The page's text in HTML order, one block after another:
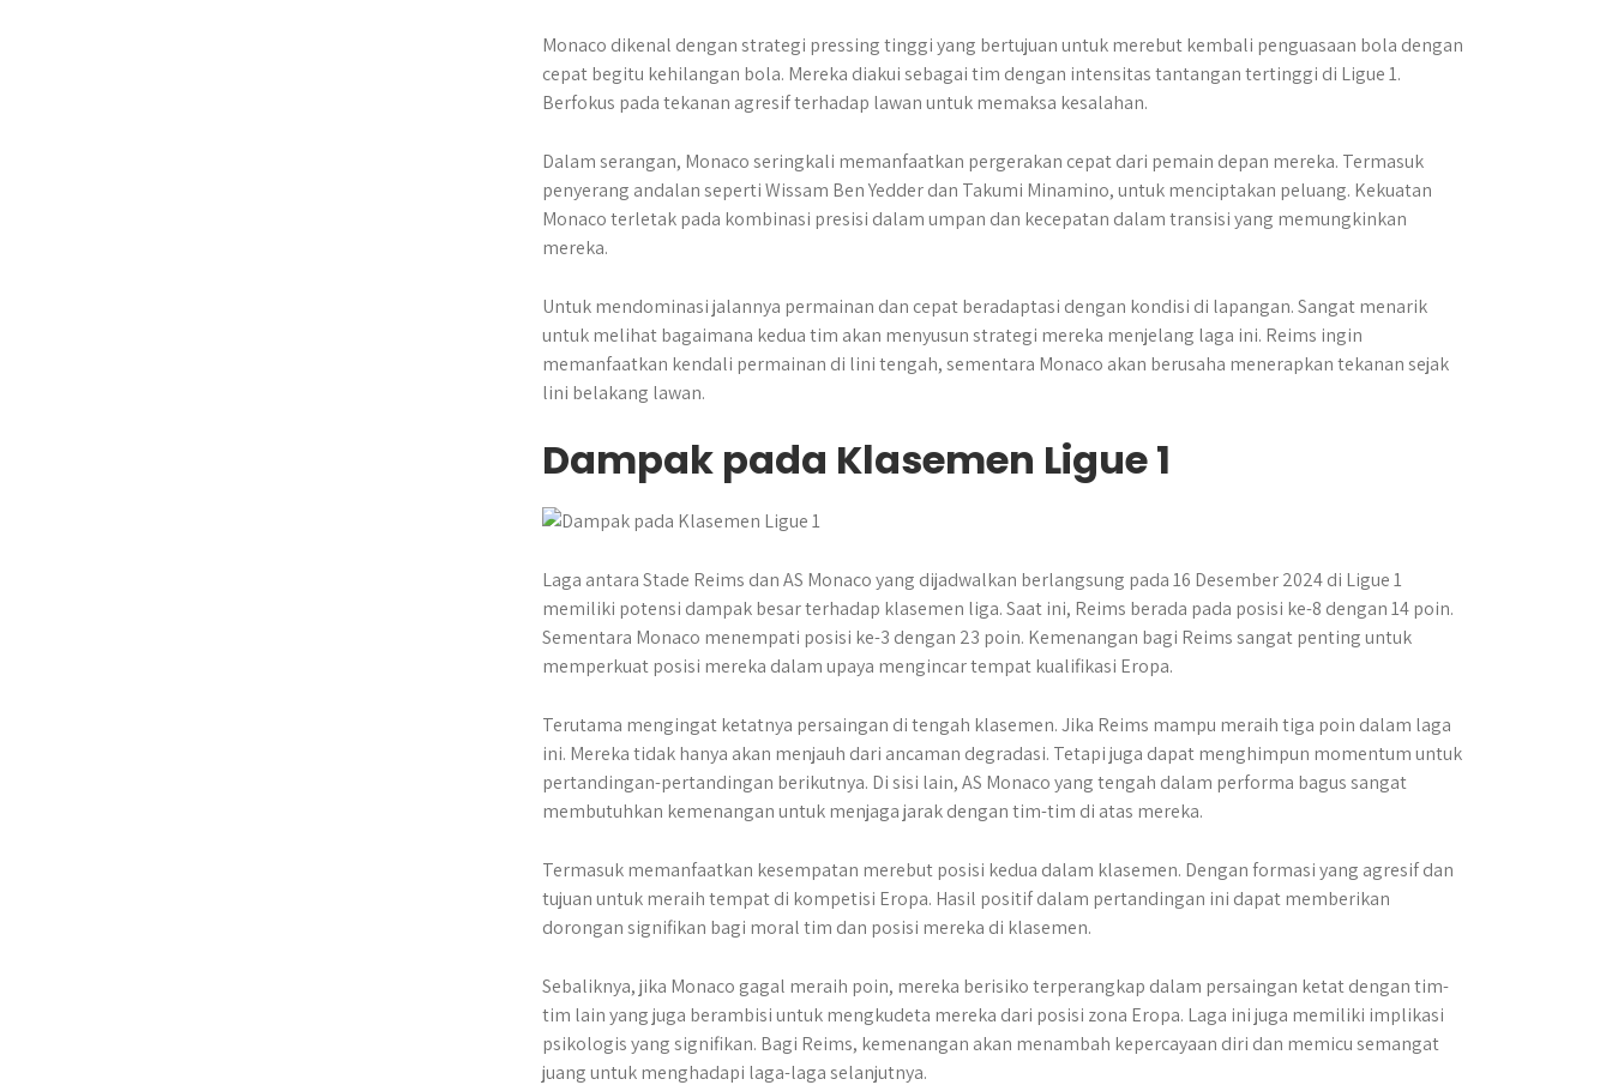
Monaco dikenal dengan strategi pressing tinggi yang bertujuan untuk merebut kembali penguasaan bola dengan
cepat begitu kehilangan bola. Mereka diakui sebagai tim dengan intensitas tantangan tertinggi di Ligue 1.
Berfokus pada tekanan agresif terhadap lawan untuk memaksa kesalahan.
Dalam serangan, Monaco seringkali memanfaatkan pergerakan cepat dari pemain depan mereka. Termasuk
penyerang andalan seperti Wissam Ben Yedder dan Takumi Minamino, untuk menciptakan peluang. Kekuatan
Monaco terletak pada kombinasi presisi dalam umpan dan kecepatan dalam transisi yang memungkinkan
mereka.
Untuk mendominasi jalannya permainan dan cepat beradaptasi dengan kondisi di lapangan. Sangat menarik
untuk melihat bagaimana kedua tim akan menyusun strategi mereka menjelang laga ini. Reims ingin
memanfaatkan kendali permainan di lini tengah, sementara Monaco akan berusaha menerapkan tekanan sejak
lini belakang lawan. ​
Dampak pada Klasemen Ligue 1
Laga antara Stade Reims dan AS Monaco yang dijadwalkan berlangsung pada 16 Desember 2024 di Ligue 1
memiliki potensi dampak besar terhadap klasemen liga. Saat ini, Reims berada pada posisi ke-8 dengan 14 poin.
Sementara Monaco menempati posisi ke-3 dengan 23 poin. Kemenangan bagi Reims sangat penting untuk
memperkuat posisi mereka dalam upaya mengincar tempat kualifikasi Eropa.
Terutama mengingat ketatnya persaingan di tengah klasemen. Jika Reims mampu meraih tiga poin dalam laga
ini. Mereka tidak hanya akan menjauh dari ancaman degradasi. Tetapi juga dapat menghimpun momentum untuk
pertandingan-pertandingan berikutnya. Di sisi lain, AS Monaco yang tengah dalam performa bagus sangat
membutuhkan kemenangan untuk menjaga jarak dengan tim-tim di atas mereka.
Termasuk memanfaatkan kesempatan merebut posisi kedua dalam klasemen. Dengan formasi yang agresif dan
tujuan untuk meraih tempat di kompetisi Eropa. Hasil positif dalam pertandingan ini dapat memberikan
dorongan signifikan bagi moral tim dan posisi mereka di klasemen.
Sebaliknya, jika Monaco gagal meraih poin, mereka berisiko terperangkap dalam persaingan ketat dengan tim-
tim lain yang juga berambisi untuk mengkudeta mereka dari posisi zona Eropa. Laga ini juga memiliki implikasi
psikologis yang signifikan. Bagi Reims, kemenangan akan menambah kepercayaan diri dan memicu semangat
juang untuk menghadapi laga-laga selanjutnya.